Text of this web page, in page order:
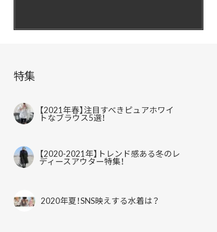
特集
【2021年春】注目すべきピュアホワイ
トなブラウス5選！
【2020-2021年】トレンド感ある冬のレ
ディースアウター特集！
2020年夏！SNS映えする水着は？